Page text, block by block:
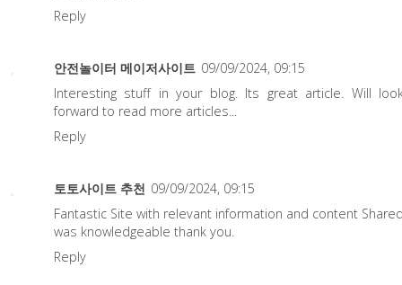
Reply
안전놀이터 메이저사이트 09/09/2024, 09:15
Interesting stuff in your blog. Its great article. Will
forward to read more articles...
Reply
토토사이트 추천 09/09/2024, 09:15
Fantastic Site with relevant information and content
was knowledgeable thank you.
Reply